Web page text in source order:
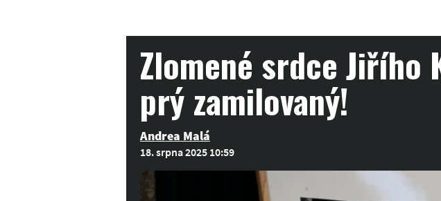
Zlomené srdce Jiřího
prý zamilovaný!
Andrea Malá
18. srpna 2025 10:59